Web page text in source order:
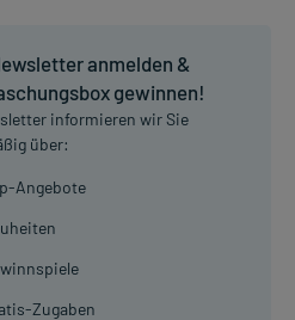
anmelden &
gewinnen!
informieren wir Sie
über:
Angebote
Zugaben